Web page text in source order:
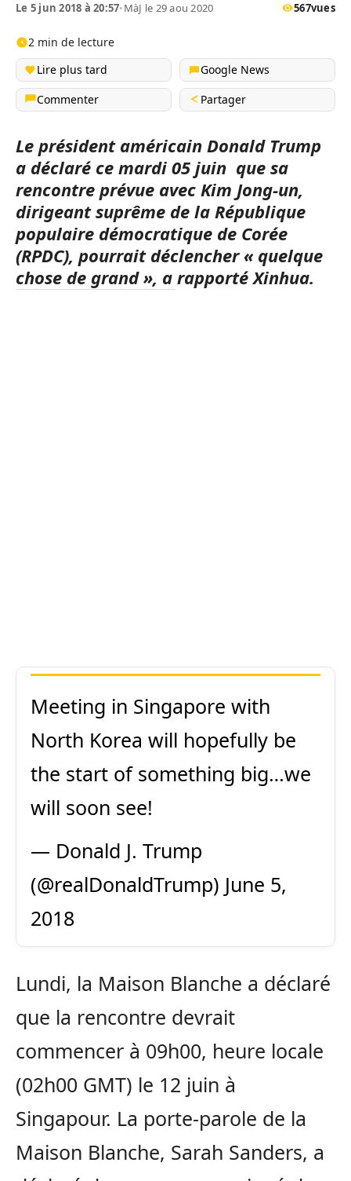
Le 5 jun 2018 à 20:57•MàJ le 29 aou 2020 567vues
2 min de lecture
Lire plus tard
Google News
Commenter
Partager
Le président américain Donald Trump
a déclaré ce mardi 05 juin que sa
rencontre prévue avec Kim Jong-un,
dirigeant suprême de la République
populaire démocratique de Corée
(RPDC), pourrait déclencher « quelque
chose de grand », a rapporté Xinhua.
Meeting in Singapore with
North Korea will hopefully be
the start of something big…we
will soon see!
— Donald J. Trump
(@realDonaldTrump) June 5,
2018
Lundi, la Maison Blanche a déclaré
que la rencontre devrait
commencer à 09h00, heure locale
(02h00 GMT) le 12 juin à
Singapour. La porte-parole de la
Maison Blanche, Sarah Sanders, a